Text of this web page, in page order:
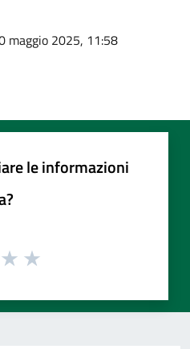
maggio 2025, 11:58
le informazioni